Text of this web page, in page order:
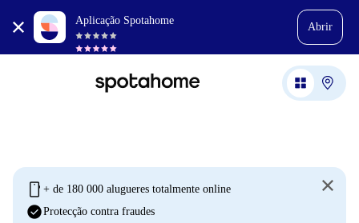
Aplicação Spotahome
Abrir
mobile + de 180 000 alugueres totalmente online
check_circleProtecção contra fraudes